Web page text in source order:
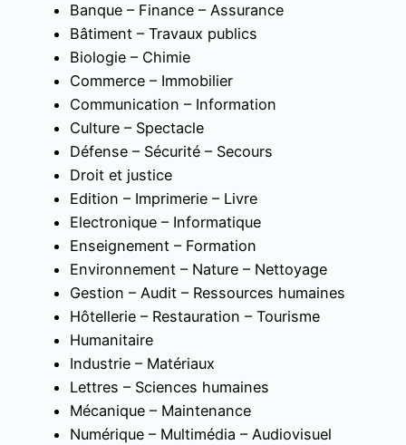
Banque – Finance – Assurance
Bâtiment – Travaux publics
Biologie – Chimie
Commerce – Immobilier
Communication – Information
Culture – Spectacle
Défense – Sécurité – Secours
Droit et justice
Edition – Imprimerie – Livre
Electronique – Informatique
Enseignement – Formation
Environnement – Nature – Nettoyage
Gestion – Audit – Ressources humaines
Hôtellerie – Restauration – Tourisme
Humanitaire
Industrie – Matériaux
Lettres – Sciences humaines
Mécanique – Maintenance
Numérique – Multimédia – Audiovisuel